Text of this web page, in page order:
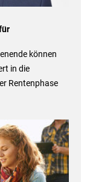
können
in die
Rentenphase